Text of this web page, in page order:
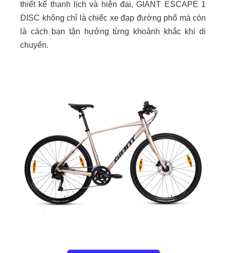
thiết kế thanh lịch và hiện đại, GIANT ESCAPE 1
DISC không chỉ là chiếc xe đạp đường phố mà còn
là cách bạn tận hưởng từng khoảnh khắc khi di
chuyển.